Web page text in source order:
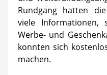
Rundgang hatten
viele Informationen,
Werbe- und
konnten sich
machen.